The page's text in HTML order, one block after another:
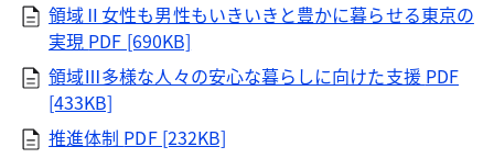
領域Ⅱ女性も男性もいきいきと豊かに暮らせる東京の
実現 PDF [690KB]
領域Ⅲ多様な人々の安心な暮らしに向けた支援 PDF
[433KB]
推進体制 PDF [232KB]